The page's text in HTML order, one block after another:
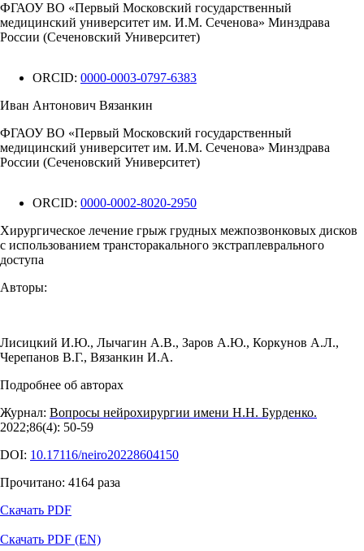
ФГАОУ ВО «Первый Московский государственный
медицинский университет им. И.М. Сеченова» Минздрава
России (Сеченовский Университет)
ORCID: 0000-0003-0797-6383
Иван Антонович Вязанкин
ФГАОУ ВО «Первый Московский государственный
медицинский университет им. И.М. Сеченова» Минздрава
России (Сеченовский Университет)
ORCID: 0000-0002-8020-2950
Хирургическое лечение грыж грудных межпозвонковых дисков
с использованием трансторакального экстраплеврального
доступа
Авторы:
Лисицкий И.Ю., Лычагин А.В., Заров А.Ю., Коркунов А.Л.,
Черепанов В.Г., Вязанкин И.А.
Подробнее об авторах
Журнал: Вопросы нейрохирургии имени Н.Н. Бурденко.
2022;86(4): 50‑59
DOI: 10.17116/neiro20228604150
Прочитано: 4164 раза
Скачать PDF
Скачать PDF (EN)